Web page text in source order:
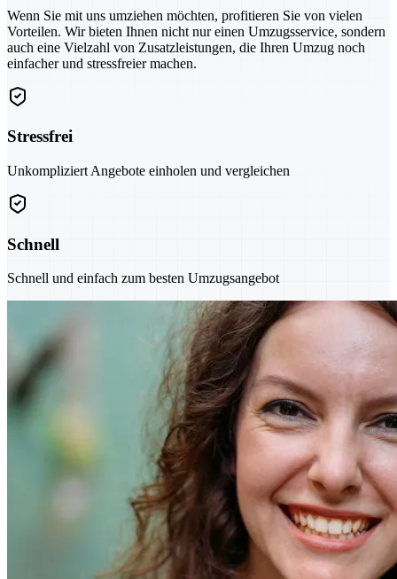
Wenn Sie mit uns umziehen möchten, profitieren Sie von vielen
Vorteilen. Wir bieten Ihnen nicht nur einen Umzugsservice, sondern
auch eine Vielzahl von Zusatzleistungen, die Ihren Umzug noch
einfacher und stressfreier machen.
Stressfrei
Unkompliziert Angebote einholen und vergleichen
Schnell
Schnell und einfach zum besten Umzugsangebot